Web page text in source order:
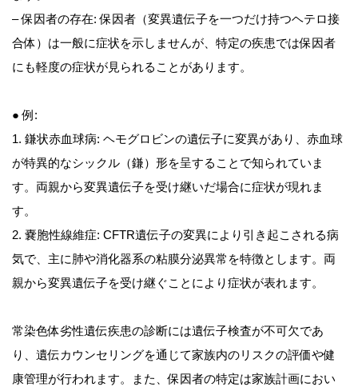
– 保因者の存在: 保因者（変異遺伝子を一つだけ持つヘテロ接
合体）は一般に症状を示しませんが、特定の疾患では保因者
にも軽度の症状が見られることがあります。
● 例:
1. 鎌状赤血球病: ヘモグロビンの遺伝子に変異があり、赤血球
が特異的なシックル（鎌）形を呈することで知られていま
す。両親から変異遺伝子を受け継いだ場合に症状が現れま
す。
2. 嚢胞性線維症: CFTR遺伝子の変異により引き起こされる病
気で、主に肺や消化器系の粘膜分泌異常を特徴とします。両
親から変異遺伝子を受け継ぐことにより症状が表れます。
常染色体劣性遺伝疾患の診断には遺伝子検査が不可欠であ
り、遺伝カウンセリングを通じて家族内のリスクの評価や健
康管理が行われます。また、保因者の特定は家族計画におい